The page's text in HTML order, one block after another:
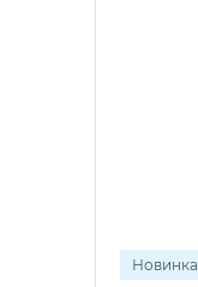
Новинка